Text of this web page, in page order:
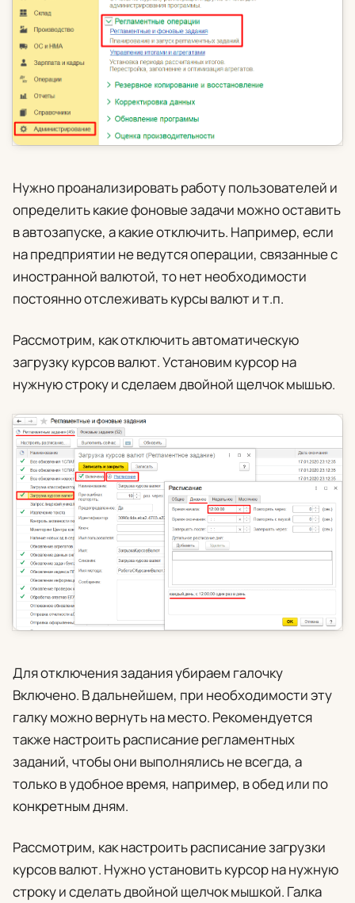
Нужно проанализировать работу пользователей и
определить какие фоновые задачи можно оставить
в автозапуске, а какие отключить. Например, если
на предприятии не ведутся операции, связанные с
иностранной валютой, то нет необходимости
постоянно отслеживать курсы валют и т.п.
Рассмотрим, как отключить автоматическую
загрузку курсов валют. Установим курсор на
нужную строку и сделаем двойной щелчок мышью.
Для отключения задания убираем галочку
Включено. В дальнейшем, при необходимости эту
галку можно вернуть на место. Рекомендуется
также настроить расписание регламентных
заданий, чтобы они выполнялись не всегда, а
только в удобное время, например, в обед или по
конкретным дням.
Рассмотрим, как настроить расписание загрузки
курсов валют. Нужно установить курсор на нужную
строку и сделать двойной щелчок мышкой. Галка